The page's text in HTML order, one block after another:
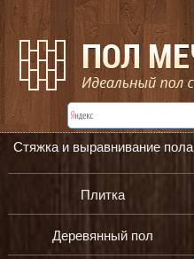
Стяжка и выравнивание пола
Плитка
Деревянный пол